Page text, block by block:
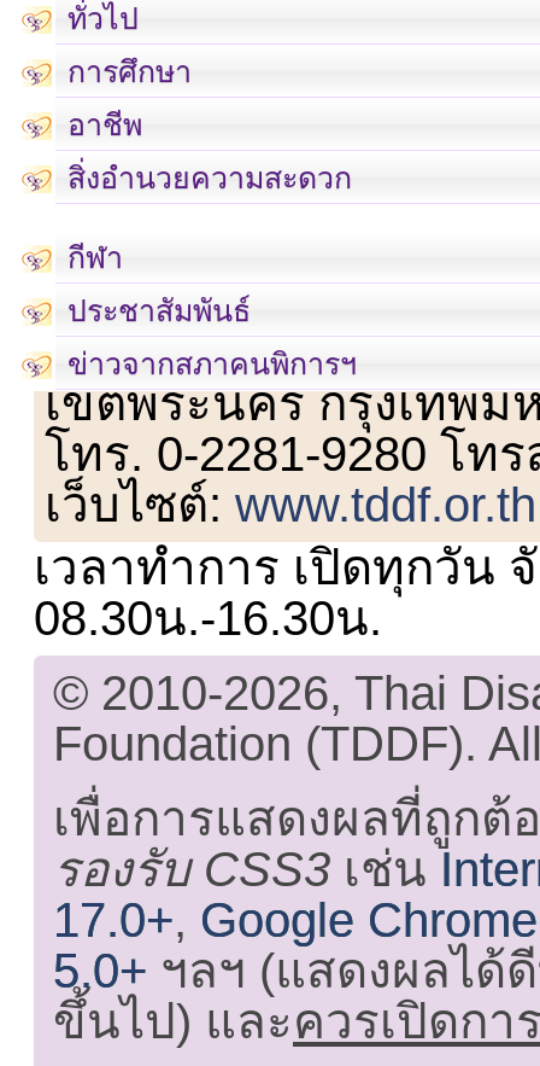
ทั่วไป
การศึกษา
อาชีพ
สิ่งอำนวยความสะดวก
กีฬา
ประชาสัมพันธ์
ข่าวจากสภาคนพิการฯ
เลขที่ 23 ชั้น 2 ถนนวิ
เขตพระนคร กรุงเทพม
โทร. 0-2281-9280 โท
เว็บไซต์:www.tddf.or.th
เวลาทำการ เปิดทุกวัน
08.30น.-16.30น.
© 2010-2026, Thai
Foundation (TDDF).
เพื่อการแสดงผลที่ถูกต้
รองรับ CSS3 เช่น
17.0+, Google
5.0+ ฯลฯ (แสดงผลได้
ขึ้นไป) และควรเปิดกา